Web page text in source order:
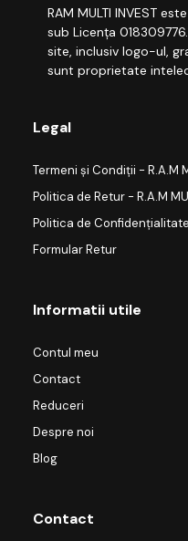
RAM MULTI INVEST
sub Licența
site, inclusiv logo-ul,
sunt proprietate
Legal
Termeni și Condiții - R.A.M
Politica de Retur - R.A.M
Politica de Confidențialitate
Formular Retur
Informatii utile
Contul meu
Contact
Reduceri
Despre noi
Blog
Contact